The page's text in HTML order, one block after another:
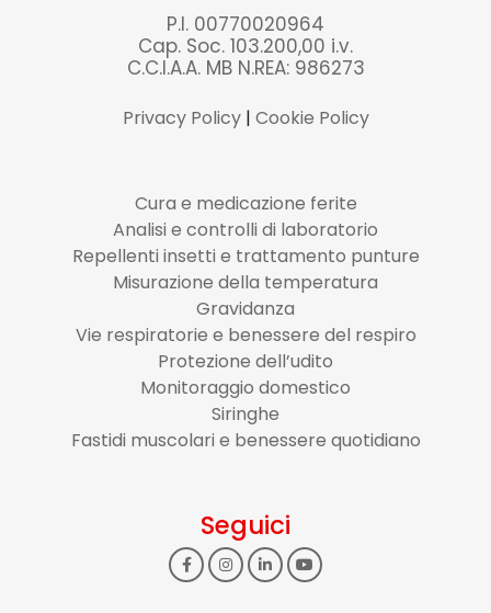
P.I. 00770020964
Cap. Soc. 103.200,00 i.v.
C.C.I.A.A. MB N.REA: 986273
Privacy Policy| Cookie Policy
Cura e medicazione ferite
Analisi e controlli di laboratorio
Repellenti insetti e trattamento punture
Misurazione della temperatura
Gravidanza
Vie respiratorie e benessere del respiro
Protezione dell’udito
Monitoraggio domestico
Siringhe
Fastidi muscolari e benessere quotidiano
Seguici